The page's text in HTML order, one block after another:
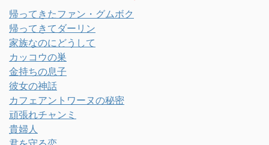
帰ってきたファン・グムボク
帰ってきてダーリン
家族なのにどうして
カッコウの巣
金持ちの息子
彼女の神話
カフェアントワーヌの秘密
頑張れチャンミ
貴婦人